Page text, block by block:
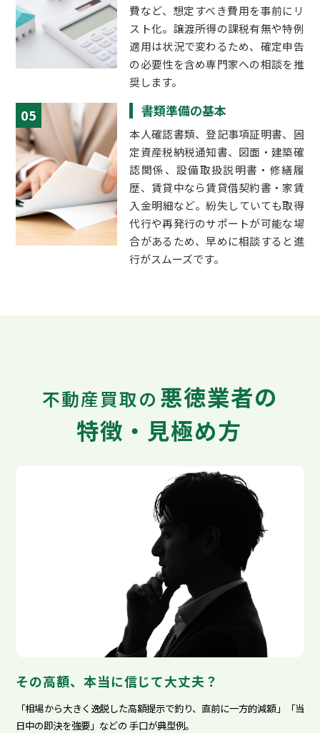
費など、想定すべき費用を事前にリ
スト化。譲渡所得の課税有無や特例
適用は状況で変わるため、確定申告
の必要性を含め専門家への相談を推
奨します。
05 書類準備の基本
本人確認書類、登記事項証明書、固
定資産税納税通知書、図面・建築確
認関係、設備取扱説明書・修繕履
歴、賃貸中なら賃貸借契約書・家賃
入金明細など。紛失していても取得
代行や再発行のサポートが可能な場
合があるため、早めに相談すると進
行がスムーズです。
不動産買取の 悪徳業者の
特徴・見極め方
その高額、本当に信じて大丈夫？
「相場から大きく逸脱した高額提示で釣り、直前に一方的減額」「当
日中の即決を強要」などの 手口が典型例。